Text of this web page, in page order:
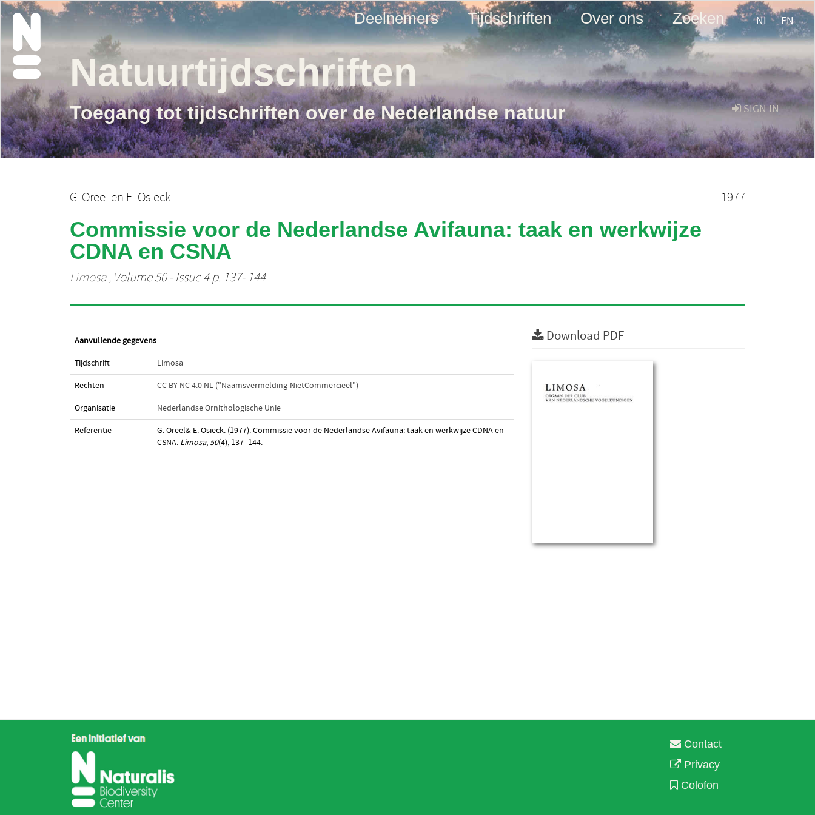
Deelnemers Tijdschriften Over ons Zoeken NL EN
SIGN IN
Natuurtijdschriften
Toegang tot tijdschriften over de Nederlandse natuur
G. Oreel en E. Osieck 1977
Commissie voor de Nederlandse Avifauna: taak en werkwijze
CDNA en CSNA
Limosa, Volume 50 - Issue 4 p. 137- 144
Aanvullende gegevens
Tijdschrift Limosa
Rechten CC BY-NC 4.0 NL ("Naamsvermelding-NietCommercieel")
Organisatie Nederlandse Ornithologische Unie
Referentie
G. Oreel& E. Osieck. (1977). Commissie voor de Nederlandse Avifauna: taak en werkwijze CDNA en
CSNA. Limosa,50(4), 137–144.
Download PDF
Contact
Privacy
Colofon